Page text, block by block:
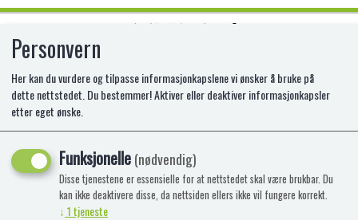
HÅRKLIPS SLØYFE M/PERLER 3 STK
TINKA BEA
PA-8-433603
Personvern
Her kan du vurdere og tilpasse informasjonkapslene vi ønsker å bruke på
dette nettstedet. Du bestemmer! Aktiver eller deaktiver informasjonkapsler
etter eget ønske.
Funksjonelle(nødvendig)
Disse tjenestene er essensielle for at nettstedet skal være brukbar. Du
kan ikke deaktivere disse, da nettsiden ellers ikke vil fungere korrekt.
↓ 1tjeneste